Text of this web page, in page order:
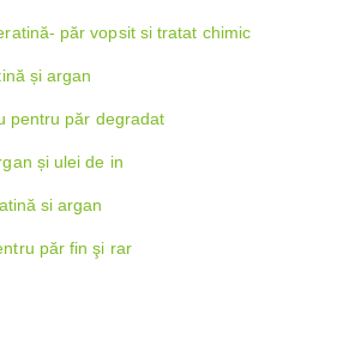
păr vopsit si tratat chimic
și argan
pentru păr degradat
și ulei de in
si argan
păr fin şi rar